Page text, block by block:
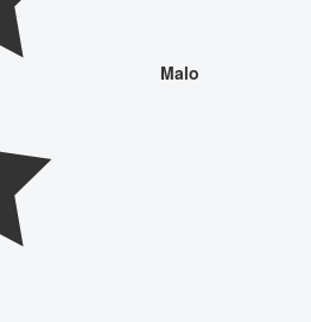
Malo